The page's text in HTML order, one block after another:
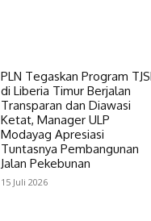
PLN Tegaskan Program
di Liberia Timur Berjalan
Transparan dan Diawasi
Ketat, Manager ULP
Modayag Apresiasi
Tuntasnya Pembangunan
Jalan Pekebunan
15 Juli 2026